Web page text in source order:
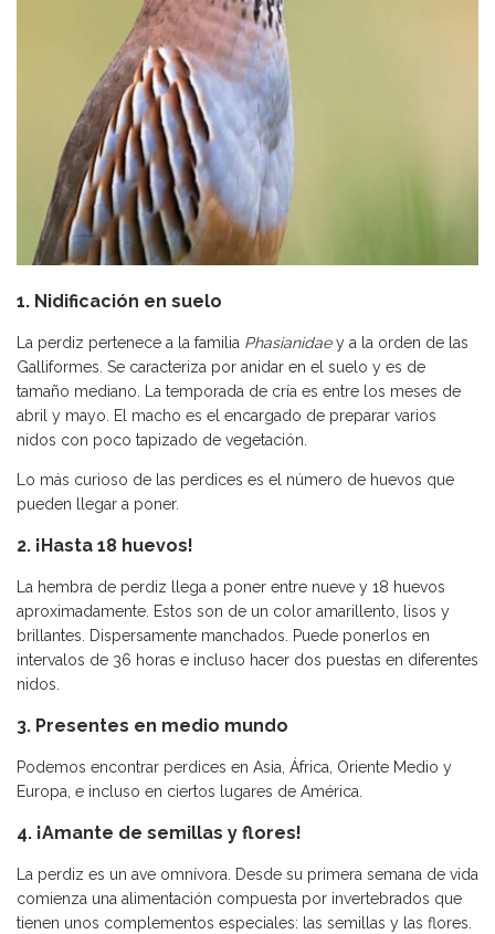
1. Nidificación en suelo
La perdiz pertenece a la familia Phasianidaey a la orden de las
Galliformes. Se caracteriza por anidar en el suelo y es de
tamaño mediano. La temporada de cría es entre los meses de
abril y mayo. El macho es el encargado de preparar varios
nidos con poco tapizado de vegetación.
Lo más curioso de las perdices es el número de huevos que
pueden llegar a poner.
2. ¡Hasta 18 huevos!
La hembra de perdiz llega a poner entre nueve y 18 huevos
aproximadamente. Estos son de un color amarillento, lisos y
brillantes. Dispersamente manchados. Puede ponerlos en
intervalos de 36 horas e incluso hacer dos puestas en diferentes
nidos.
3. Presentes en medio mundo
Podemos encontrar perdices en Asia, África, Oriente Medio y
Europa, e incluso en ciertos lugares de América.
4. ¡Amante de semillas y flores!
La perdiz es un ave omnívora. Desde su primera semana de vida
comienza una alimentación compuesta por invertebrados que
tienen unos complementos especiales: las semillas y las flores.